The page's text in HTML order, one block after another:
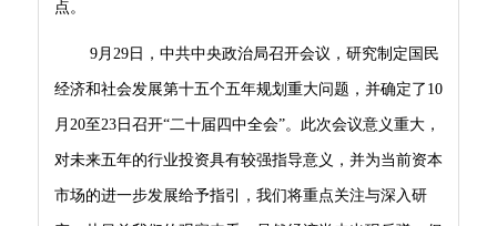
点。
9月29日，中共中央政治局召开会议，研究制定国民
经济和社会发展第十五个五年规划重大问题，并确定了10
月20至23日召开“二十届四中全会”。此次会议意义重大，
对未来五年的行业投资具有较强指导意义，并为当前资本
市场的进一步发展给予指引，我们将重点关注与深入研